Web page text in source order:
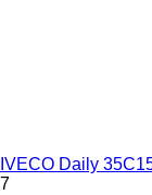
IVECO Daily
7